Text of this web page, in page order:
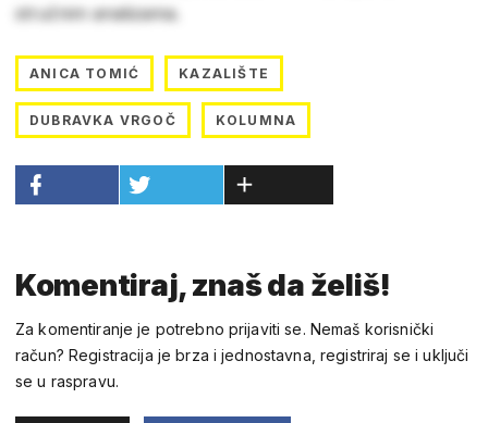
stručnim analizama.
ANICA TOMIĆ KAZALIŠTE
DUBRAVKA VRGOČ KOLUMNA
Komentiraj, znaš da želiš!
Za komentiranje je potrebno prijaviti se. Nemaš korisnički
račun? Registracija je brza i jednostavna, registriraj se i uključi
se u raspravu.